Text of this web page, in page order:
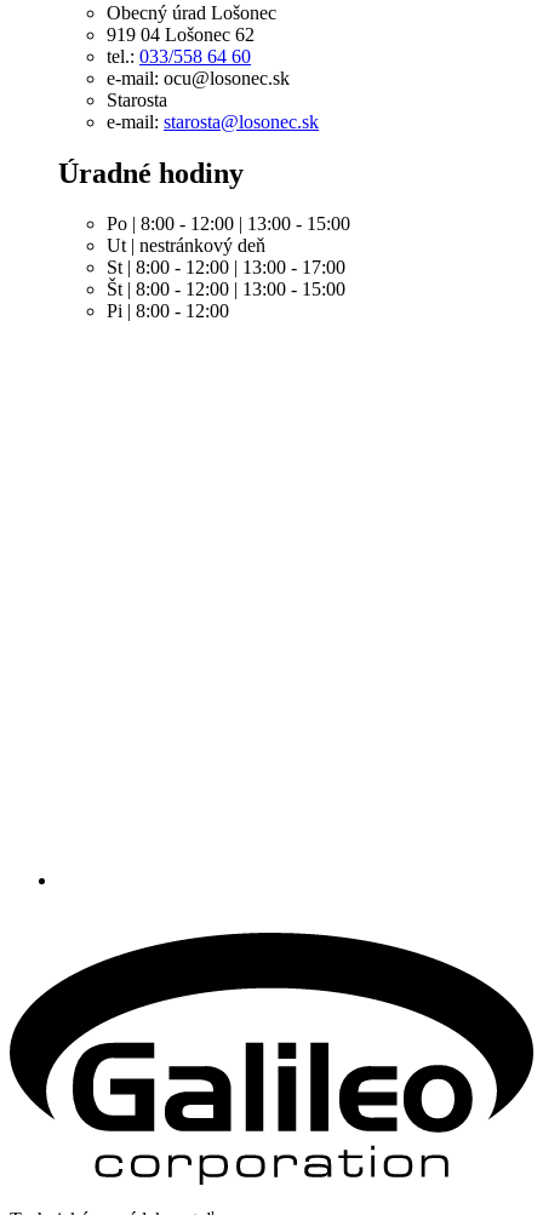
Obecný úrad Lošonec
919 04 Lošonec 62
tel.: 033/558 64 60
e-mail: ocu@losonec.sk
Starosta
e-mail: starosta@losonec.sk
Úradné hodiny
Po | 8:00 - 12:00 | 13:00 - 15:00
Ut | nestránkový deň
St | 8:00 - 12:00 | 13:00 - 17:00
Št | 8:00 - 12:00 | 13:00 - 15:00
Pi | 8:00 - 12:00